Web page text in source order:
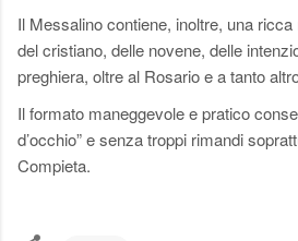
Il Messalino contiene, inoltre, una
del cristiano, delle novene, delle
preghiera, oltre al Rosario e a tanto
Il formato maneggevole e pratico
d’occhio” e senza troppi rimandi
Compieta.